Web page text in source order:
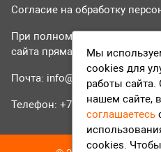
Согласие на обработку
При полном или частичном
сайта прямая гиперссылка
Почта: info@tvr24.tv
Телефон: +7 (496) 551-04-95
Мы
cookies для
работы сайта.
нашем сайте,
соглашаетесь
cookies. Чтобы